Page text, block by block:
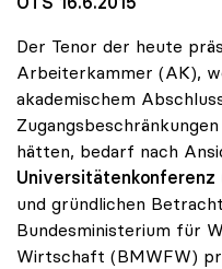
Der Tenor der heute
Arbeiterkammer (AK),
akademischem
hätten, bedarf nach
Universitätenkonferenz
und gründlichen
Bundesministerium für
Wirtschaft (BMWFW)